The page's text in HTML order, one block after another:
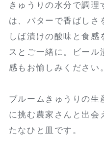
きゅうりの水分で調理
は、バターで香ばしさ
しば漬けの酸味と食感
スとご一緒に。ビール
感もお愉しみください。
ブルームきゅうりの生
に挑む農家さんと出会
たなひと皿です。